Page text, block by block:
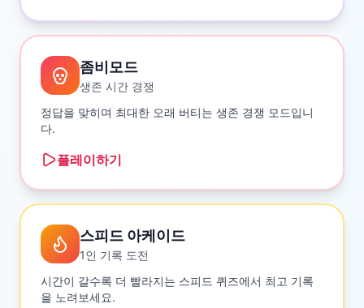
좀비모드
생존 시간 경쟁
정답을 맞히며 최대한 오래 버티는 생존 경쟁 모드입니
다.
플레이하기
스피드 아케이드
1인 기록 도전
시간이 갈수록 더 빨라지는 스피드 퀴즈에서 최고 기록
을 노려보세요.